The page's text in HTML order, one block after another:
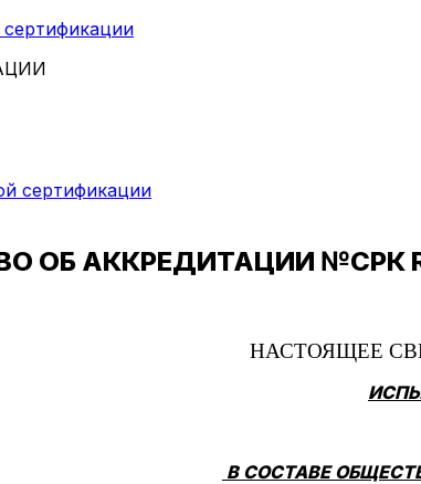
ОБ АККРЕДИТАЦИИ №СРК
В СОСТАВЕ